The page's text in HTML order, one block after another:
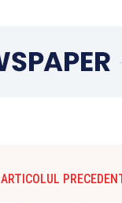
ARTICOLUL